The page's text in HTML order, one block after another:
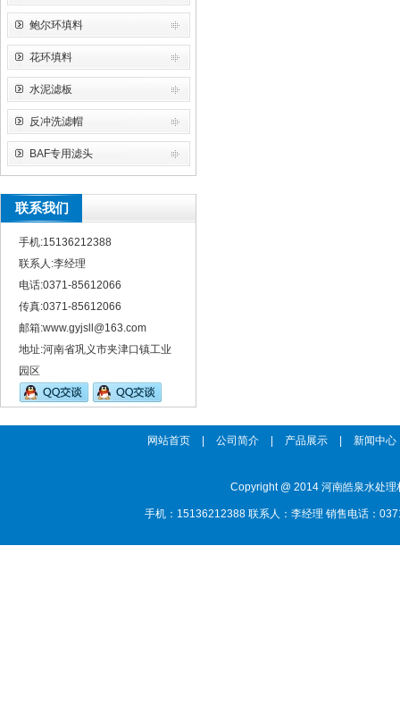
鲍尔环填料
花环填料
水泥滤板
反冲洗滤帽
BAF专用滤头
联系我们
手机:15136212388
联系人:李经理
电话:0371-85612066
传真:0371-85612066
邮箱:www.gyjsll@163.com
地址:河南省巩义市夹津口镇工业
园区
网站首页 公司简介 产品展示 新闻中心
Copyright @ 2014 河南皓泉水处
手机：15136212388 联系人：李经理 销售电话：